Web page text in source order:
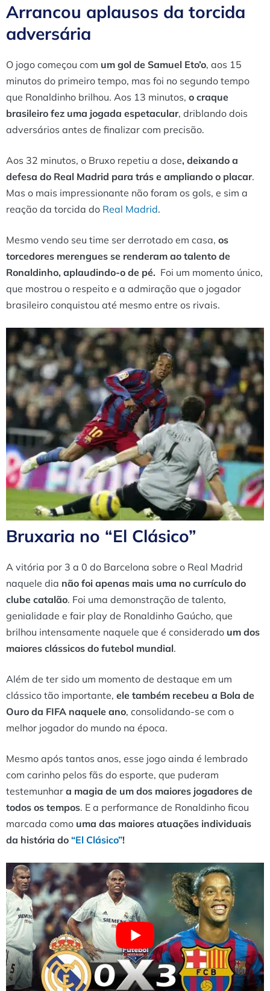
Arrancou aplausos da torcida
adversária
O jogo começou com um gol de Samuel Eto’o, aos 15
minutos do primeiro tempo, mas foi no segundo tempo
que Ronaldinho brilhou. Aos 13 minutos, o craque
brasileiro fez uma jogada espetacular, driblando dois
adversários antes de finalizar com precisão.
Aos 32 minutos, o Bruxo repetiu a dose, deixando a
defesa do Real Madrid para trás e ampliando o placar.
Mas o mais impressionante não foram os gols, e sim a
reação da torcida do Real Madrid.
Mesmo vendo seu time ser derrotado em casa, os
torcedores merengues se renderam ao talento de
Ronaldinho, aplaudindo-o de pé. Foi um momento único,
que mostrou o respeito e a admiração que o jogador
brasileiro conquistou até mesmo entre os rivais.
Bruxaria no “El Clásico”
A vitória por 3 a 0 do Barcelona sobre o Real Madrid
naquele dia não foi apenas mais uma no currículo do
clube catalão. Foi uma demonstração de talento,
genialidade e fair play de Ronaldinho Gaúcho, que
brilhou intensamente naquele que é considerado um dos
maiores clássicos do futebol mundial.
Além de ter sido um momento de destaque em um
clássico tão importante, ele também recebeu a Bola de
Ouro da FIFA naquele ano, consolidando-se com o
melhor jogador do mundo na época.
Mesmo após tantos anos, esse jogo ainda é lembrado
com carinho pelos fãs do esporte, que puderam
testemunhar a magia de um dos maiores jogadores de
todos os tempos. E a performance de Ronaldinho ficou
marcada como uma das maiores atuações individuais
da história do “El Clásico”!